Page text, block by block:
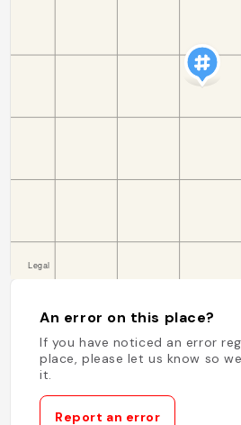
An error on this place?
If you have noticed an error
place, please let us know so
it.
Report an error